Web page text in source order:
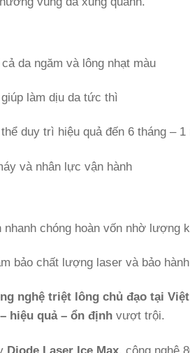
da ngăm và lông nhạt màu
làm dịu da tức thì
duy trì hiệu quả đến 6 tháng –
và nhân lực vận hành
nhanh chóng hoàn vốn nhờ lượng
bảo chất lượng laser và bảo
nghệ triệt lông chủ đạo tại Việt
hiệu quả – ổn định vượt trội.
Diode Laser Ice Max, công nghệ